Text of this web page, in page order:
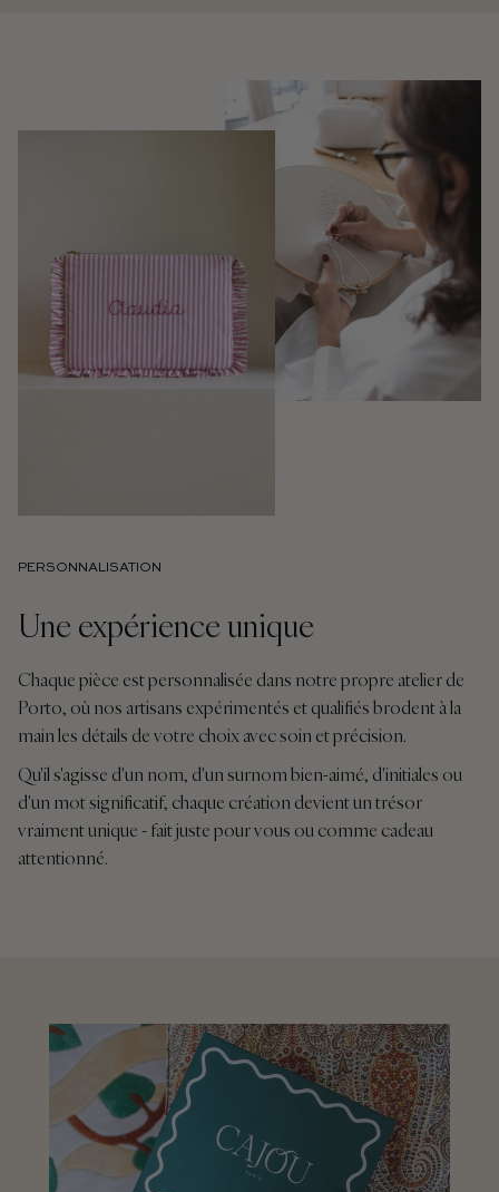
PERSONNALISATION
Une expérience unique
Chaque pièce est personnalisée dans notre propre atelier de
Porto, où nos artisans expérimentés et qualifiés brodent à la
main les détails de votre choix avec soin et précision.
Qu'il s'agisse d'un nom, d'un surnom bien-aimé, d'initiales ou
d'un mot significatif, chaque création devient un trésor
vraiment unique - fait juste pour vous ou comme cadeau
attentionné.